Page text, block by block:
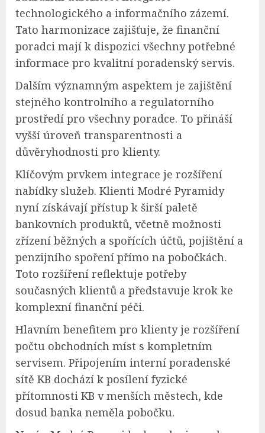
technologického a informačního zázemí.
Tato harmonizace zajišťuje, že finanční
poradci mají k dispozici všechny potřebné
informace pro kvalitní poradenský servis.
Dalším významným aspektem je zajištění
stejného kontrolního a regulatorního
prostředí pro všechny poradce. To přináší
vyšší úroveň transparentnosti a
důvěryhodnosti pro klienty.
Klíčovým prvkem integrace je rozšíření
nabídky služeb. Klienti Modré Pyramidy
nyní získávají přístup k širší paletě
bankovních produktů, včetně možnosti
zřízení běžných a spořících účtů, pojištění a
penzijního spoření přímo na pobočkách.
Toto rozšíření reflektuje potřeby
současných klientů a představuje krok ke
komplexní finanční péči.
Hlavním benefitem pro klienty je rozšíření
počtu obchodních míst s kompletním
servisem. Připojením interní poradenské
sítě KB dochází k posílení fyzické
přítomnosti KB v menších městech, kde
dosud banka neměla pobočku.